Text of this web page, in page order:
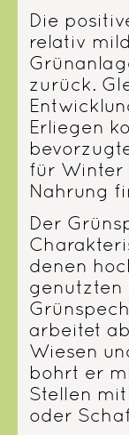
Die
relativ
zurück.
Erliegen
für Winter
Nahrung
Der
denen
genutzten
arbeitet
Wiesen
bohrt er
Stellen
oder